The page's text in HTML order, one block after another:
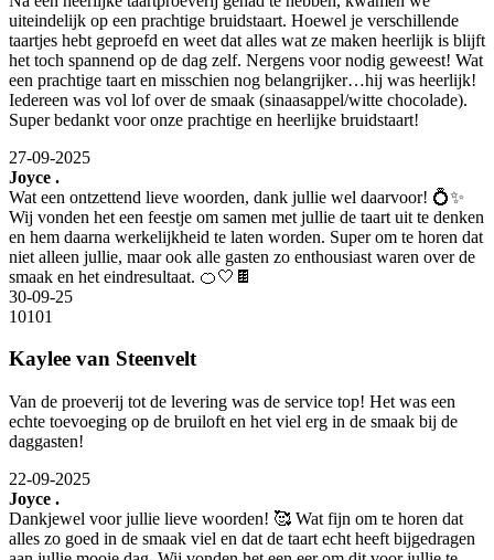
uiteindelijk op een prachtige bruidstaart. Hoewel je verschillende
taartjes hebt geproefd en weet dat alles wat ze maken heerlijk is blijft
het toch spannend op de dag zelf. Nergens voor nodig geweest! Wat
een prachtige taart en misschien nog belangrijker…hij was heerlijk!
Iedereen was vol lof over de smaak (sinaasappel/witte chocolade).
Super bedankt voor onze prachtige en heerlijke bruidstaart!
27-09-2025
Joyce .
Wat een ontzettend lieve woorden, dank jullie wel daarvoor! 💍✨
Wij vonden het een feestje om samen met jullie de taart uit te denken
en hem daarna werkelijkheid te laten worden. Super om te horen dat
niet alleen jullie, maar ook alle gasten zo enthousiast waren over de
smaak en het eindresultaat. 🍊🤍🍫
30-09-25
10101
Kaylee van Steenvelt
Van de proeverij tot de levering was de service top! Het was een
echte toevoeging op de bruiloft en het viel erg in de smaak bij de
daggasten!
22-09-2025
Joyce .
Dankjewel voor jullie lieve woorden! 🥰 Wat fijn om te horen dat
alles zo goed in de smaak viel en dat de taart echt heeft bijgedragen